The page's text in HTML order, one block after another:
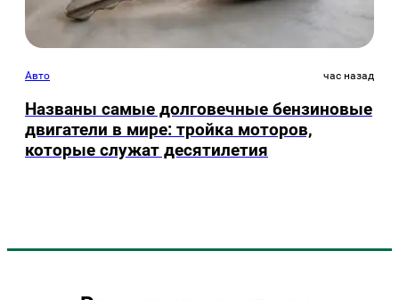
Авто час назад
Названы самые долговечные бензиновые
двигатели в мире: тройка моторов,
которые служат десятилетия